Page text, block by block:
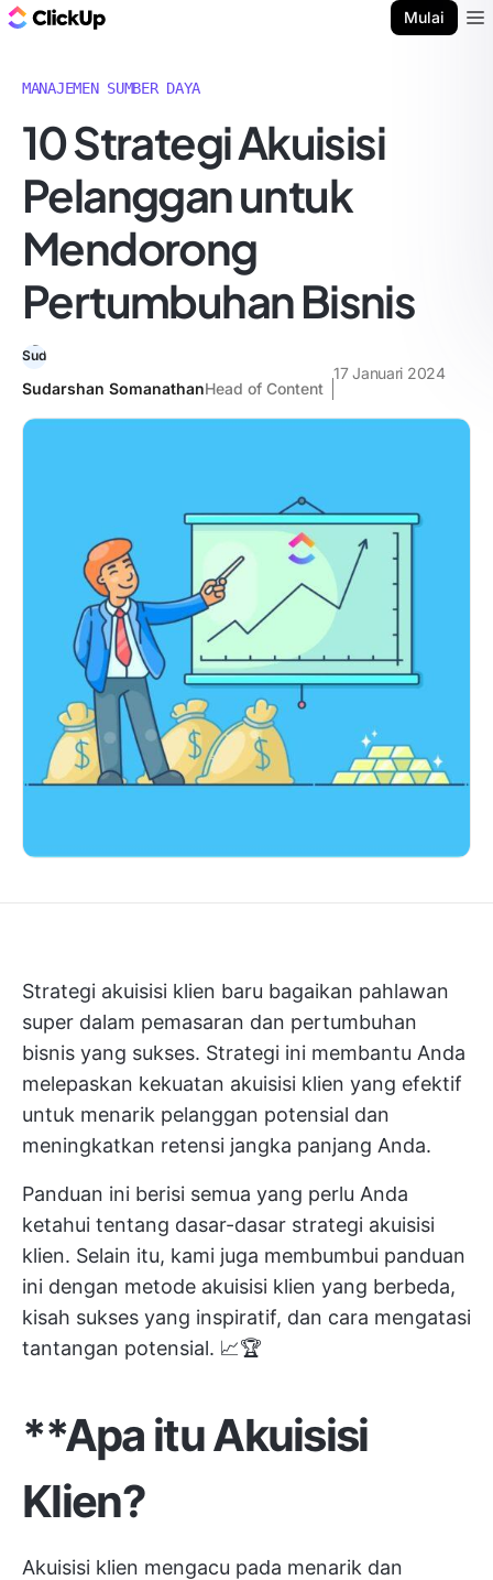
Mulai
MANAJEMEN SUMBER DAYA
10 Strategi Akuisisi
Pelanggan untuk
Mendorong
Pertumbuhan Bisnis
Sudarshan SomanathanHead of Content
17 Januari 2024
Strategi akuisisi klien baru bagaikan pahlawan
super dalam pemasaran dan pertumbuhan
bisnis yang sukses. Strategi ini membantu Anda
melepaskan kekuatan akuisisi klien yang efektif
untuk menarik pelanggan potensial dan
meningkatkan retensi jangka panjang Anda.
Panduan ini berisi semua yang perlu Anda
ketahui tentang dasar-dasar strategi akuisisi
klien. Selain itu, kami juga membumbui panduan
ini dengan metode akuisisi klien yang berbeda,
kisah sukses yang inspiratif, dan cara mengatasi
tantangan potensial. 📈🏆
**Apa itu Akuisisi
Klien?
Akuisisi klien mengacu pada menarik dan